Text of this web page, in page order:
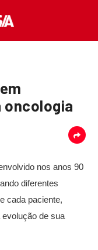
oncologia
nos anos 90
diferentes
cada paciente,
evolução de sua